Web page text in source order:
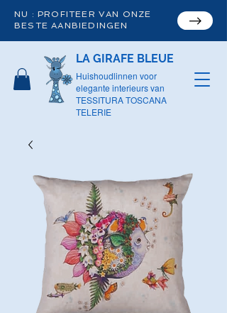
NU : PROFITEER VAN ONZE
BESTE AANBIEDINGEN
LA GIRAFE BLEUE
Huishoudlinnen voor
elegante interieurs van
TESSITURA TOSCANA
TELERIE